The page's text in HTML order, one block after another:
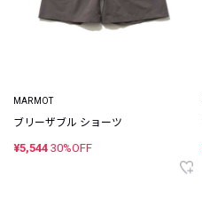
MARMOT
ブリーザブル ショーツ
¥5,544 30%OFF